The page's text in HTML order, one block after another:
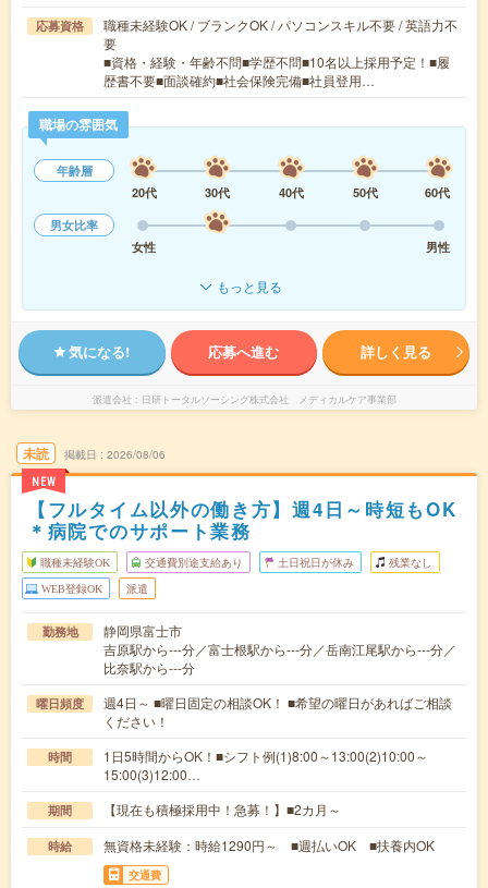
応募資格
職種未経験OK / ブランクOK / パソコンスキル不要 / 英語力不
要
■資格・経験・年齢不問■学歴不問■10名以上採用予定！■履
歴書不要■面談確約■社会保険完備■社員登用…
職場の雰囲気
年齢層
20代
30代 40代 50代
60代
男女比率
女性
男性
もっと見る
気になる! 応募へ進む 詳しく見る
派遣会社 日研トータルソーシング株式会社 メディカルケア事業部
未読
NEW
掲載日 2026/08/06
【フルタイム以外の働き方】週4日～時短もOK
＊病院でのサポート業務
職種未経験OK 交通費別途支給あり 土日祝日が休み 残業なし
WEB登録OK 派遣
勤務地
静岡県富士市
吉原駅から---分／富士根駅から---分／岳南江尾駅から---分／
比奈駅から---分
曜日頻度
週4日～ ■曜日固定の相談OK！ ■希望の曜日があればご相談
ください！
時間
1日5時間からOK！■シフト例(1)8:00～13:00(2)10:00～
15:00(3)12:00…
期間 【現在も積極採用中！急募！】■2カ月～
時給 無資格未経験：時給1290円～ ■週払いOK ■扶養内OK
交通費